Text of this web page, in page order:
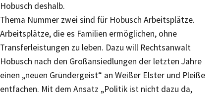
Hobusch deshalb.
Thema Nummer zwei sind für Hobusch Arbeitsplätze.
Arbeitsplätze, die es Familien ermöglichen, ohne
Transferleistungen zu leben. Dazu will Rechtsanwalt
Hobusch nach den Großansiedlungen der letzten Jahre
einen „neuen Gründergeist“ an Weißer Elster und Pleiße
entfachen. Mit dem Ansatz „Politik ist nicht dazu da,